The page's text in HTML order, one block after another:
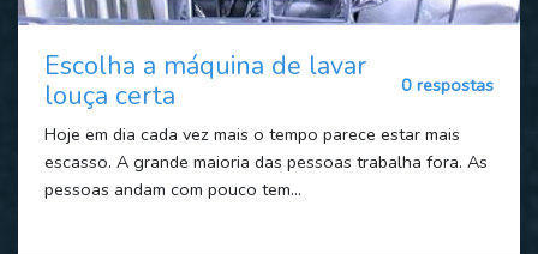
Escolha a máquina de lavar
louça certa
0 respostas
Hoje em dia cada vez mais o tempo parece estar mais
escasso. A grande maioria das pessoas trabalha fora. As
pessoas andam com pouco tem...